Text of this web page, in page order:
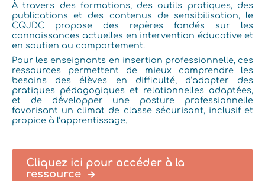
À travers des formations, des outils pratiques, des
publications et des contenus de sensibilisation, le
CQJDC propose des repères fondés sur les
connaissances actuelles en intervention éducative et
en soutien au comportement.
Pour les enseignants en insertion professionnelle, ces
ressources permettent de mieux comprendre les
besoins des élèves en difficulté, d’adopter des
pratiques pédagogiques et relationnelles adaptées,
et de développer une posture professionnelle
favorisant un climat de classe sécurisant, inclusif et
propice à l’apprentissage.
Cliquez ici pour accéder à la
ressource